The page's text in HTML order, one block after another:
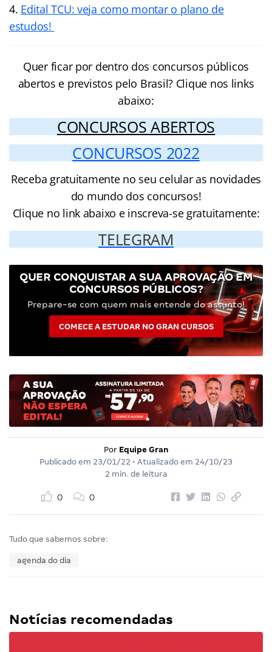
Edital TCU: veja como montar o plano de
estudos!
Quer ficar por dentro dos concursos públicos
abertos e previstos pelo Brasil? Clique nos links
abaixo:
CONCURSOS ABERTOS
CONCURSOS 2022
Receba gratuitamente no seu celular as novidades
do mundo dos concursos!
Clique no link abaixo e inscreva-se gratuitamente:
TELEGRAM
QUER CONQUISTAR A SUA APROVAÇÃO EM
CONCURSOS PÚBLICOS?
Prepare-se com quem mais entende do assunto!
COMECE A ESTUDAR NO GRAN CURSOS
Por Equipe Gran
Publicado em 23/01/22 • Atualizado em 24/10/23
2 min. de leitura
0 0
Tudo que sabemos sobre:
agenda do dia
Notícias recomendadas